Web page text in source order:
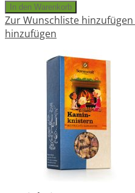
In den Warenkorb
Zur Wunschliste hinzufügen
hinzufügen